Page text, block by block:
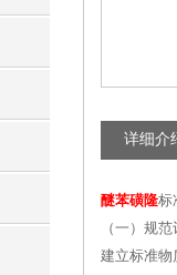
详细介
醚苯磺隆标
（一）规范
建立标准物